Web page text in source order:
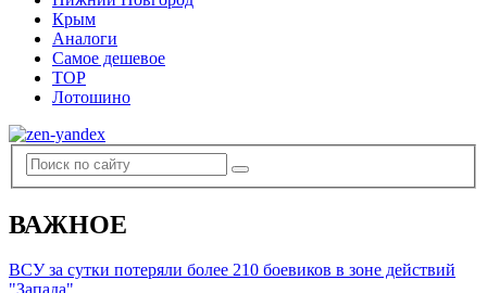
Крым
Аналоги
Самое дешевое
TOP
Лотошино
ВАЖНОЕ
ВСУ за сутки потеряли более 210 боевиков в зоне действий